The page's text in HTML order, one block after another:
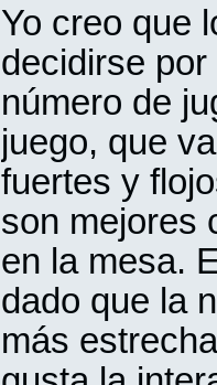
Yo creo que
decidirse
número de
juego, que
fuertes y
son mejores
en la mesa.
dado que la
más